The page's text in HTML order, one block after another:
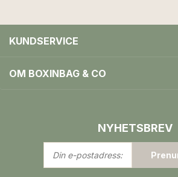
KUNDSERVICE
OM BOXINBAG & CO
NYHETSBREV
Din
e-